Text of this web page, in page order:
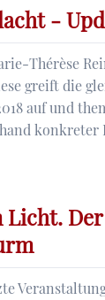
-
Thérèse
greift die
auf und
konkreter
Licht.